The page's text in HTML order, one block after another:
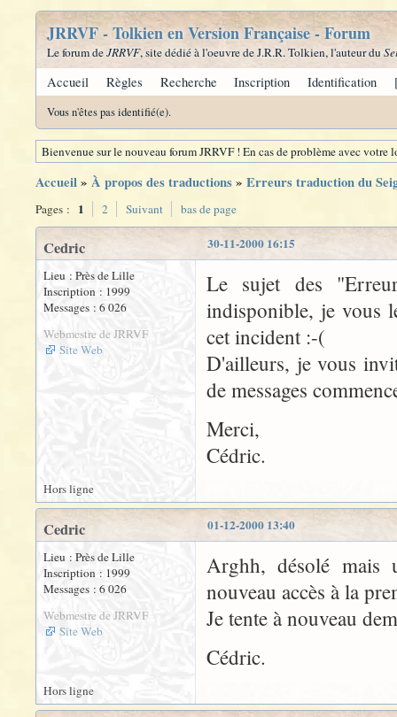
JRRVF - Tolkien en Version Française - Forum
Le forum deJRRVF, site dédié à l'oeuvre de J.R.R. Tolkien, l'auteur du
Accueil Règles Recherche Inscription Identification
Vous n'êtes pas identifié(e).
Bienvenue sur le nouveau forum JRRVF ! En cas de problème avec
Accueil» À propos des traductions» Erreurs traduction du
Pages : 1 2 Suivant bas de page
30-11-2000 16:15
Cedric
Lieu : Près de Lille
Inscription : 1999
Messages : 6 026
Webmestre de JRRVF
Site Web
Le sujet des
indisponible, je vous
cet incident :-(
D'ailleurs, je vous
de messages
Merci,
Cédric.
Hors ligne
01-12-2000 13:40
Cedric
Lieu : Près de Lille
Inscription : 1999
Messages : 6 026
Webmestre de JRRVF
Site Web
Arghh, désolé mais
nouveau accès à la
Je tente à nouveau
Cédric.
Hors ligne